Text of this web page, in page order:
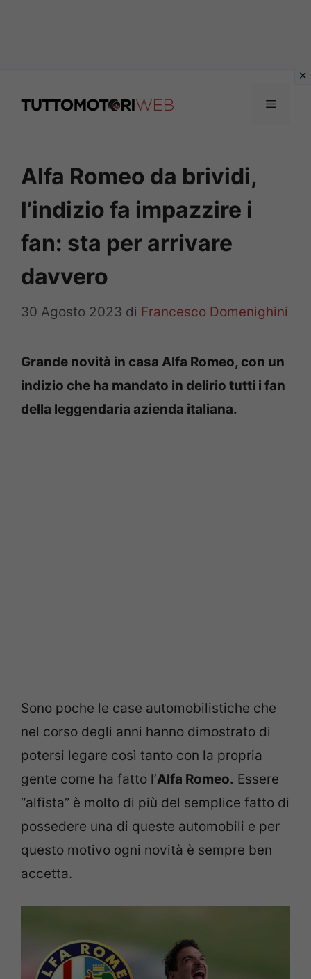
Menu
Alfa Romeo da brividi,
l’indizio fa impazzire i
fan: sta per arrivare
davvero
30 Agosto 2023 di Francesco Domenighini
Grande novità in casa Alfa Romeo, con un
indizio che ha mandato in delirio tutti i fan
della leggendaria azienda italiana.
Sono poche le case automobilistiche che
nel corso degli anni hanno dimostrato di
potersi legare così tanto con la propria
gente come ha fatto l’Alfa Romeo. Essere
“alfista” è molto di più del semplice fatto di
possedere una di queste automobili e per
questo motivo ogni novità è sempre ben
accetta.